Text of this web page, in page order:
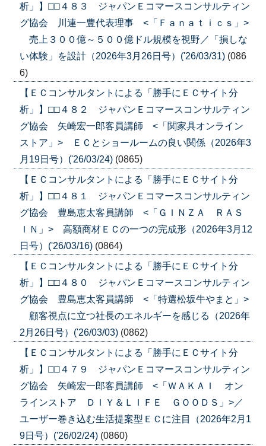
析」】□□４８３ ジャパンＥコマースコンサルティン
グ協会 川連一豊代表理事 <「Ｆａｎａｔｉｃｓ」>
売上３００億～５００億ドル規模を視野／「損しな
い体験」を設計（2026年3月26日号）('26/03/31) (086
6)
【ＥＣコンサルタントによる「勝手にＥＣサイト分
析」】□□４８２ ジャパンＥコマースコンサルティン
グ協会 矢崎宏一郎客員講師 <「関家具オンライン
ストア」> ＥＣとショールームの良い関係（2026年3
月19日号）('26/03/24) (0865)
【ＥＣコンサルタントによる「勝手にＥＣサイト分
析」】□□４８１ ジャパンＥコマースコンサルティン
グ協会 豊島恵太客員講師 <「ＧＩＮＺＡ ＲＡＳ
ＩＮ」> 高額商材ＥＣの一つの完成形（2026年3月12
日号）('26/03/16) (0864)
【ＥＣコンサルタントによる「勝手にＥＣサイト分
析」】□□４８０ ジャパンＥコマースコンサルティン
グ協会 豊島恵太客員講師 <「特選松坂牛やまと」>
顧客視点に立つ社長のエネルギーを感じる（2026年
2月26日号）('26/03/03) (0862)
【ＥＣコンサルタントによる「勝手にＥＣサイト分
析」】□□４７９ ジャパンＥコマースコンサルティン
グ協会 矢崎宏一郎客員講師 <「ＷＡＫＡＩ オン
ラインストア ＤＩＹ＆ＬＩＦＥ ＧＯＯＤＳ」>／
ユーザー巻き込む生活提案型ＥＣに注目（2026年2月1
9日号）('26/02/24) (0860)